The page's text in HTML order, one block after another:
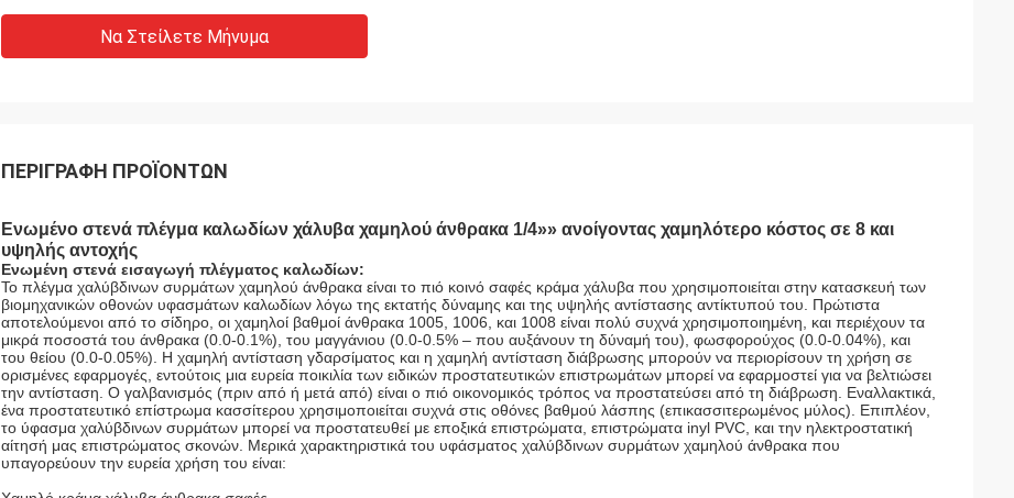
Να Στείλετε Μήνυμα
ΠΕΡΙΓΡΑΦΉ ΠΡΟΪΌΝΤΩΝ
Ενωμένο στενά πλέγμα καλωδίων χάλυβα χαμηλού άνθρακα 1/4»» ανοίγοντας χαμηλότερο κόστος σε 8 και
υψηλής αντοχής
Ενωμένη στενά εισαγωγή πλέγματος καλωδίων:
Το πλέγμα χαλύβδινων συρμάτων χαμηλού άνθρακα είναι το πιό κοινό σαφές κράμα χάλυβα που χρησιμοποιείται στην κατασκευή των
βιομηχανικών οθονών υφασμάτων καλωδίων λόγω της εκτατής δύναμης και της υψηλής αντίστασης αντίκτυπού του. Πρώτιστα
αποτελούμενοι από το σίδηρο, οι χαμηλοί βαθμοί άνθρακα 1005, 1006, και 1008 είναι πολύ συχνά χρησιμοποιημένη, και περιέχουν τα
μικρά ποσοστά του άνθρακα (0.0-0.1%), του μαγγάνιου (0.0-0.5% – που αυξάνουν τη δύναμή του), φωσφορούχος (0.0-0.04%), και
του θείου (0.0-0.05%). Η χαμηλή αντίσταση γδαρσίματος και η χαμηλή αντίσταση διάβρωσης μπορούν να περιορίσουν τη χρήση σε
ορισμένες εφαρμογές, εντούτοις μια ευρεία ποικιλία των ειδικών προστατευτικών επιστρωμάτων μπορεί να εφαρμοστεί για να βελτιώσει
την αντίσταση. Ο γαλβανισμός (πριν από ή μετά από) είναι ο πιό οικονομικός τρόπος να προστατεύσει από τη διάβρωση. Εναλλακτικά,
ένα προστατευτικό επίστρωμα κασσίτερου χρησιμοποιείται συχνά στις οθόνες βαθμού λάσπης (επικασσιτερωμένος μύλος). Επιπλέον,
το ύφασμα χαλύβδινων συρμάτων μπορεί να προστατευθεί με εποξικά επιστρώματα, επιστρώματα inyl PVC, και την ηλεκτροστατική
αίτησή μας επιστρώματος σκονών. Μερικά χαρακτηριστικά του υφάσματος χαλύβδινων συρμάτων χαμηλού άνθρακα που
υπαγορεύουν την ευρεία χρήση του είναι: